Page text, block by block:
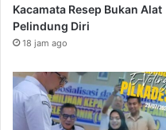
Kacamata Resep Bukan Alat
Pelindung Diri
18 jam ago